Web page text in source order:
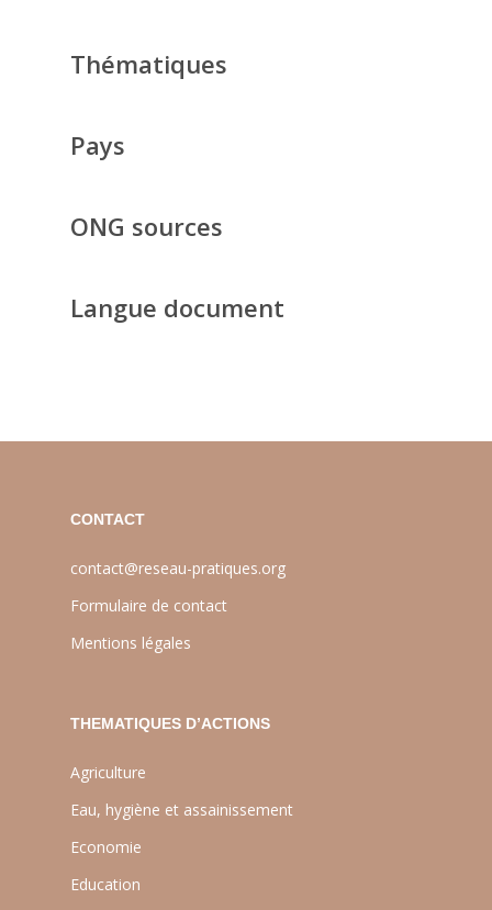
Thématiques
Pays
ONG sources
Langue document
CONTACT
contact@reseau-pratiques.org
Formulaire de contact
Mentions légales
THEMATIQUES D’ACTIONS
Agriculture
Eau, hygiène et assainissement
Economie
Education